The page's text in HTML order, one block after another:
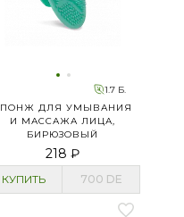
1.7 Б.
ДЛЯ УМЫВАНИЯ
И МАССАЖА ЛИЦА,
БИРЮЗОВЫЙ
218 ₽
КУПИТЬ 700 DE